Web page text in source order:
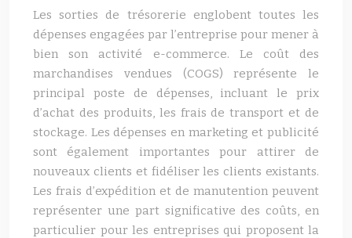
Les sorties de trésorerie englobent toutes les
dépenses engagées par l’entreprise pour mener à
bien son activité e-commerce. Le coût des
marchandises vendues (COGS) représente le
principal poste de dépenses, incluant le prix
d’achat des produits, les frais de transport et de
stockage. Les dépenses en marketing et publicité
sont également importantes pour attirer de
nouveaux clients et fidéliser les clients existants.
Les frais d’expédition et de manutention peuvent
représenter une part significative des coûts, en
particulier pour les entreprises qui proposent la